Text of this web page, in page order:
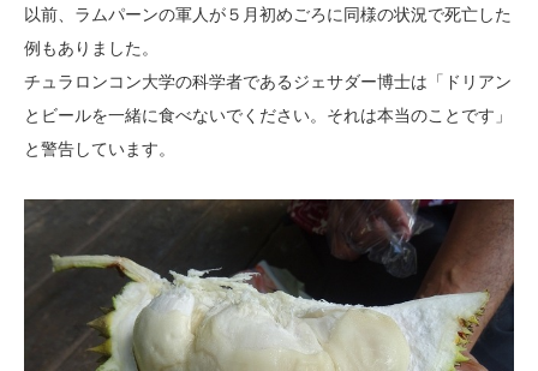
以前、ラムパーンの軍人が５月初めごろに同様の状況で死亡した
例もありました。
チュラロンコン大学の科学者であるジェサダー博士は「ドリアン
とビールを一緒に食べないでください。それは本当のことです」
と警告しています。